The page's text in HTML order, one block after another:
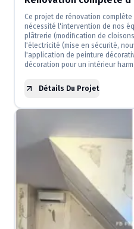
Ce projet de rénovation
nécessité l'intervention de nos
plâtrerie (modification de
l'électricité (mise en sécurité,
l'application de peinture
décoration pour un intérieur
Détails Du Projet